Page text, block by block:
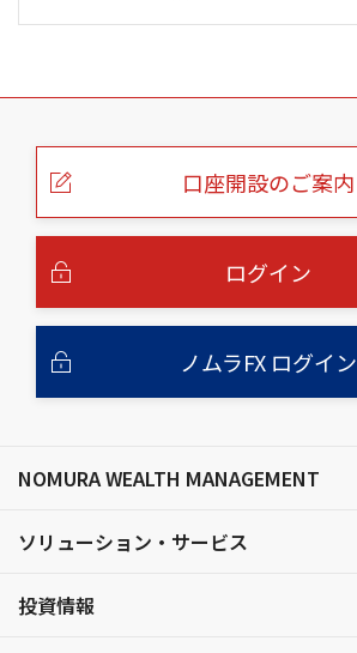
こ
口座開設のご案内
ログイン
ノムラFX ログイン
NOMURA WEALTH MANAGEMENT
ソリューション・サービス
投資情報